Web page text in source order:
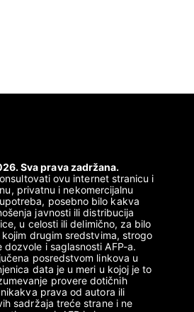
Sva prava zadržana.
ovu internet stranicu i
privatnu i nekomercijalnu
posebno bilo kakva
javnosti ili distribucija
u celosti ili delimično, za bilo
drugim sredstvima, strogo
i saglasnosti AFP-a.
posredstvom linkova u
data je u meri u kojoj je to
provere dotičnih
prava od autora ili
sadržaja treće strane i ne